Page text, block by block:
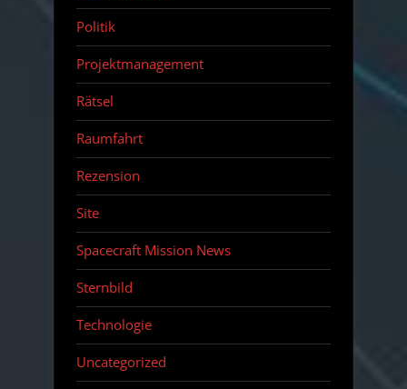
Politik
Projektmanagement
Rätsel
Raumfahrt
Rezension
Site
Spacecraft Mission News
Sternbild
Technologie
Uncategorized